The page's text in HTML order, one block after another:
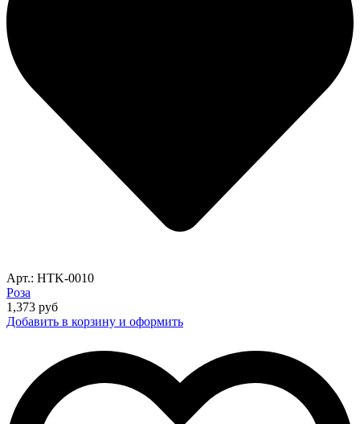
Арт.: HTK-0010
Роза
1,373 руб
Добавить в корзину и оформить